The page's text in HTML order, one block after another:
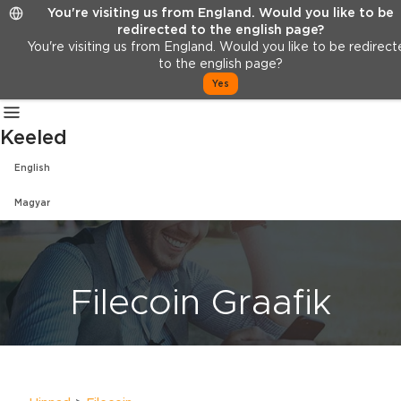
You're visiting us from England. Would you like to be
redirected to the english page?
You're visiting us from England. Would you like to be
to the english page?
Yes
Hinnad KKK
Meist
Logi sisse
Keeled
English
Magyar
Filecoin Graafik